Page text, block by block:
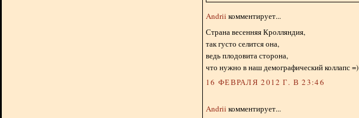
Andrii комментирует...
Страна весенняя Кролляндия,
так густо селится она,
ведь плодовита сторона,
что нужно в наш демографический коллапс =)
16 ФЕВРАЛЯ 2012 Г. В 23:46
Andrii комментирует...